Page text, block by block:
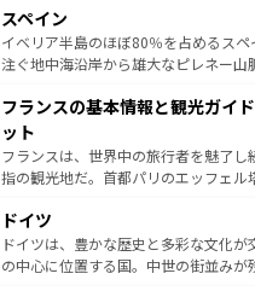
ろん、トスカーナの美しい田園風景や
景など、自然景観も見逃せない。観光
ピザやパスタなど、絶品のイタリア料
ませてくれるイタリアで、忘れられな
なお、新着のイタリア情報は
しい。
スペイン
イベリア半島のほぼ80％を占めるスペ
注ぐ地中海沿岸から雄大なピレネー山
文化が根付くこの国では、情熱的なフ
れる闘牛、そして美味しいタパスが生
る。首都マドリードの洗練された雰囲
アートに溢れた街角から、地方では古
せる。地方によって風土や気候が異な
性で訪れる人を魅了
ンテンツ一覧を参照してほしい。
フランスの基本情報と観光ガイ
ット
フランスは、世界中の旅行者を魅了し
指の観光地だ。首都パリのエッフェル
で、幅広い魅力が詰まっている。華麗
聖堂、美しいビーチ、そして豊かな自
から魅了する。また、フランスは美食
ドイツ
ドイツは、豊かな歴史と多彩な文化
の中心に位置する国。中世の街並みが